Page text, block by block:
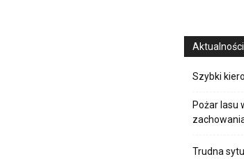
Aktualności
Szybki
Pożar lasu
Trudna